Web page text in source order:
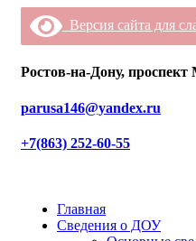
Версия сайта для
Ростов-на-Дону,
parusa146@yandex.ru
+7(863) 252-60-55
Главная
Сведения о ДОУ